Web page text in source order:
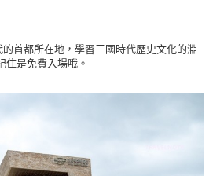
首都所在地，學習三國時代歷史文化的淵
住是免費入場哦。